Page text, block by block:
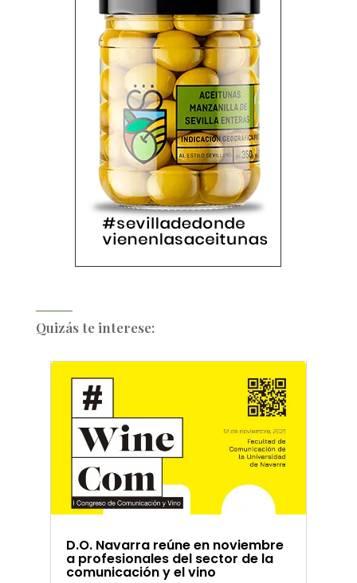
Quizás te interese:
D.O. Navarra reúne en noviembre
a profesionales del sector de la
comunicación y el vino